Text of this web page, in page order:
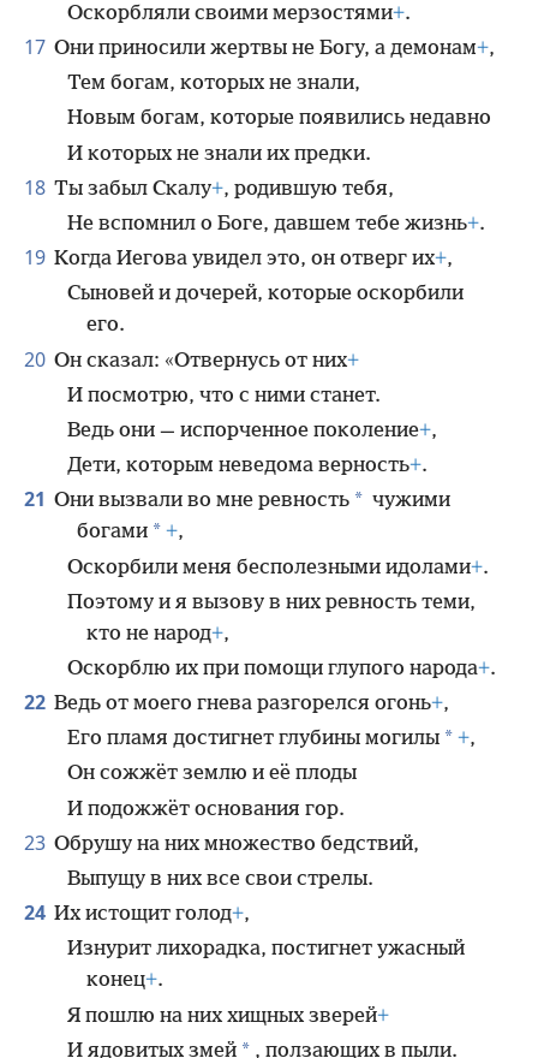
Оскорбляли своими мерзостями+.
17 Они приносили жертвы не Богу, а демонам+,
Тем богам, которых не знали,
Новым богам, которые появились недавно
И которых не знали их предки.
18 Ты забыл Скалу+, родившую тебя,
Не вспомнил о Боге, давшем тебе жизнь+.
19 Когда Иегова увидел это, он отверг их+,
Сыновей и дочерей, которые оскорбили
его.
20 Он сказал: «Отвернусь от них+
И посмотрю, что с ними станет.
Ведь они — испорченное поколение+,
Дети, которым неведома верность+.
21 Они вызвали во мне ревность * чужими
богами * +,
Оскорбили меня бесполезными идолами+.
Поэтому и я вызову в них ревность теми,
кто не народ+,
Оскорблю их при помощи глупого народа+.
22 Ведь от моего гнева разгорелся огонь+,
Его пламя достигнет глубины могилы * +,
Он сожжёт землю и её плоды
И подожжёт основания гор.
23 Обрушу на них множество бедствий,
Выпущу в них все свои стрелы.
24 Их истощит голод+,
Изнурит лихорадка, постигнет ужасный
конец+.
Я пошлю на них хищных зверей+
И ядовитых змей * , ползающих в пыли.